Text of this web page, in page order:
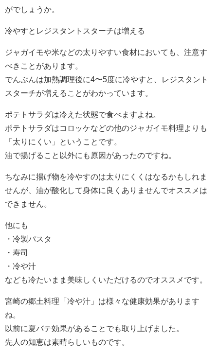
がでしょうか。
冷やすとレジスタントスターチは増える
ジャガイモや米などの太りやすい食材においても、注意す
べきことがあります。
でんぷんは加熱調理後に4〜5度に冷やすと、レジスタント
スターチが増えることがわかっています。
ポテトサラダは冷えた状態で食べますよね。
ポテトサラダはコロッケなどの他のジャガイモ料理よりも
「太りにくい」ということです。
油で揚げること以外にも原因があったのですね。
ちなみに揚げ物を冷やすのは太りにくくはなるかもしれま
せんが、油が酸化して身体に良くありませんでオススメは
できません。
他にも
・冷製パスタ
・寿司
・冷や汁
なども冷たいまま美味しくいただけるのでオススメです。
宮崎の郷土料理「冷や汁」は様々な健康効果があります
ね。
以前に夏バテ効果があることでも取り上げました。
先人の知恵は素晴らしいものです。